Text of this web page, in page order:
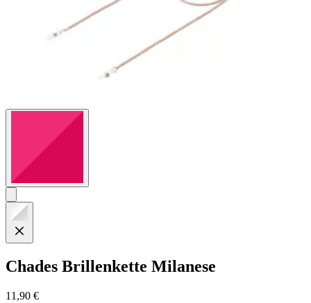
Chades Brillenkette Milanese
11,90 €